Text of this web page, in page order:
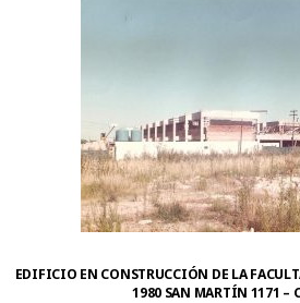
EDIFICIO EN CONSTRUCCIÓN DE LA
1980 SAN MARTÍN 1171 –